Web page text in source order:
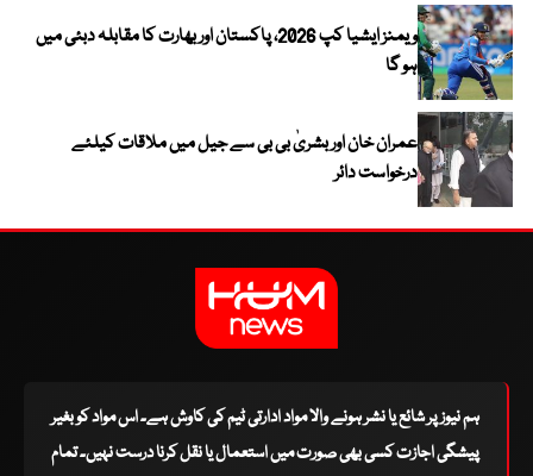
ویمنز ایشیا کپ 2026، پاکستان اور بھارت کا مقابلہ دبئی میں
ہو گا
عمران خان اور بشریٰ بی بی سے جیل میں ملاقات کیلئے
درخواست دائر
ہم نیوز پر شائع یا نشر ہونے والا مواد ادارتی ٹیم کی کاوش ہے۔ اس مواد کو بغیر
پیشگی اجازت کسی بھی صورت میں استعمال یا نقل کرنا درست نہیں۔ تمام